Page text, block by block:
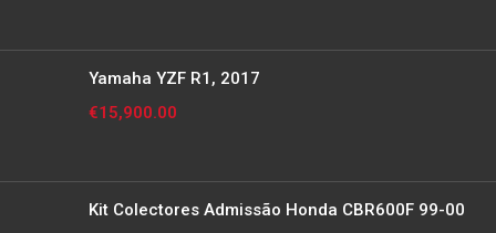
Yamaha YZF R1, 2017
€15,900.00
Kit Colectores Admissão Honda CBR600F 99-00